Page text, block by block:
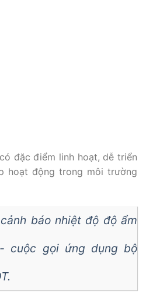
đặc điểm linh hoạt, dễ triển
hoạt động trong môi trường
cảnh báo nhiệt độ độ ẩm
cuộc gọi ứng dụng bộ